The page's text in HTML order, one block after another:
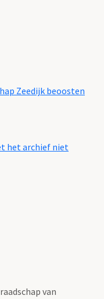
Zeedijk beoosten
het archief niet
van